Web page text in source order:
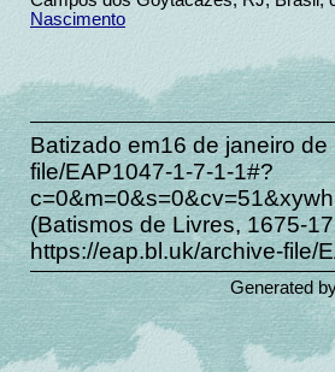
Nascimento
Batizado em16 de janeiro
file/EAP1047-1-7-1-1#?
(Batismos de Livres, 1675-
https://eap.bl.uk/archive-file/
Generated